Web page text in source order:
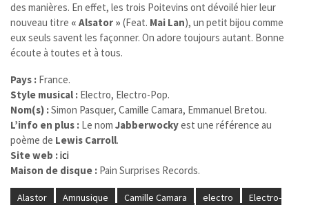
des manières. En effet, les trois Poitevins ont dévoilé hier leur
nouveau titre « Alsator » (Feat. Mai Lan), un petit bijou comme
eux seuls savent les façonner. On adore toujours autant. Bonne
écoute à toutes et à tous.
Pays : France.
Style musical : Electro, Electro-Pop.
Nom(s) :Simon Pasquer, Camille Camara, Emmanuel Bretou.
L’info en plus : Le nom Jabberwockyest une référence au
poème de Lewis Carroll.
Site web :ici
Maison de disque : Pain Surprises Records.
Alastor Amnusique Camille Camara electro
Electro-